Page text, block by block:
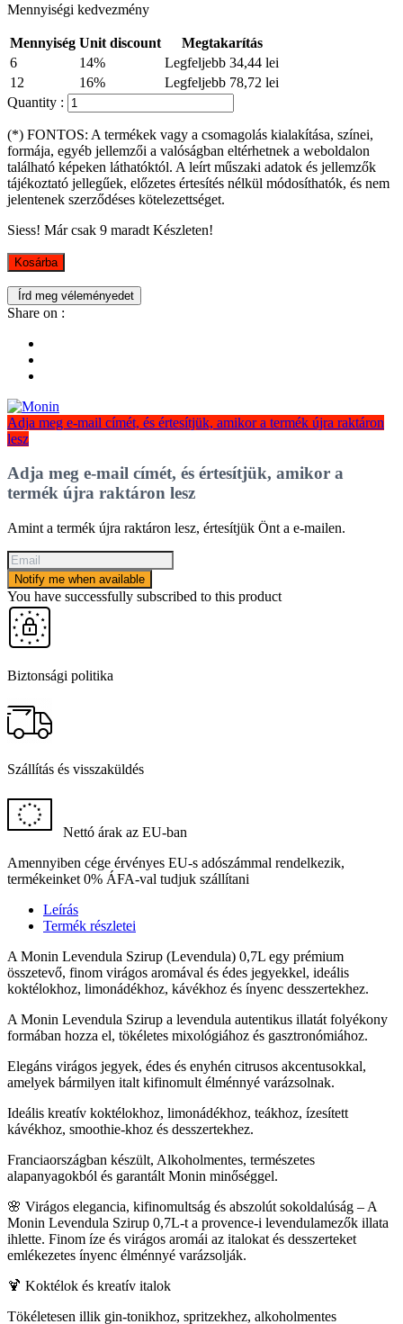
Mennyiségi kedvezmény
Mennyiség Unit discount
Megtakarítás
6
14%
Legfeljebb 34,44 lei
12
16%
Legfeljebb 78,72 lei
Quantity :
(*) FONTOS: A termékek vagy a csomagolás kialakítása, színei,
formája, egyéb jellemzői a valóságban eltérhetnek a weboldalon
található képeken láthatóktól. A leírt műszaki adatok és jellemzők
tájékoztató jellegűek, előzetes értesítés nélkül módosíthatók, és nem
jelentenek szerződéses kötelezettséget.
Siess! Már csak 9 maradt Készleten!
Kosárba
Írd meg véleményedet
Share on :
Adja meg e-mail címét, és értesítjük, amikor a termék újra raktáron
lesz
Adja meg e-mail címét, és értesítjük, amikor a
termék újra raktáron lesz
Amint a termék újra raktáron lesz, értesítjük Önt a e-mailen.
Notify me when available
You have successfully subscribed to this product
Biztonsági politika
Szállítás és visszaküldés
Nettó árak az EU-ban
Amennyiben cége érvényes EU-s adószámmal rendelkezik,
termékeinket 0% ÁFA-val tudjuk szállítani
Leírás
Termék részletei
A Monin Levendula Szirup (Levendula) 0,7L egy prémium
összetevő, finom virágos aromával és édes jegyekkel, ideális
koktélokhoz, limonádékhoz, kávékhoz és ínyenc desszertekhez.
A Monin Levendula Szirup a levendula autentikus illatát folyékony
formában hozza el, tökéletes mixológiához és gasztronómiához.
Elegáns virágos jegyek, édes és enyhén citrusos akcentusokkal,
amelyek bármilyen italt kifinomult élménnyé varázsolnak.
Ideális kreatív koktélokhoz, limonádékhoz, teákhoz, ízesített
kávékhoz, smoothie-khoz és desszertekhez.
Franciaországban készült, Alkoholmentes, természetes
alapanyagokból és garantált Monin minőséggel.
🌸 Virágos elegancia, kifinomultság és abszolút sokoldalúság – A
Monin Levendula Szirup 0,7L-t a provence-i levendulamezők illata
ihlette. Finom íze és virágos aromái az italokat és desszerteket
emlékezetes ínyenc élménnyé varázsolják.
🍹 Koktélok és kreatív italok
Tökéletesen illik gin-tonikhoz, spritzekhez, alkoholmentes